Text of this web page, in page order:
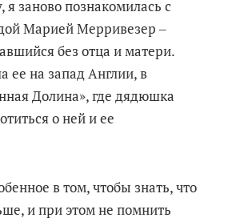
я заново познакомилась с
Марией Мерривезер ‒
без отца и матери.
ее на запад Англии, в
Долина», где дядюшка
о ней и ее
в том, чтобы знать, что
и при этом не помнить